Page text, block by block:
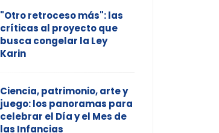
"Otro retroceso más": las
críticas al proyecto que
busca congelar la Ley
Karin
Ciencia, patrimonio, arte y
juego: los panoramas para
celebrar el Día y el Mes de
las Infancias